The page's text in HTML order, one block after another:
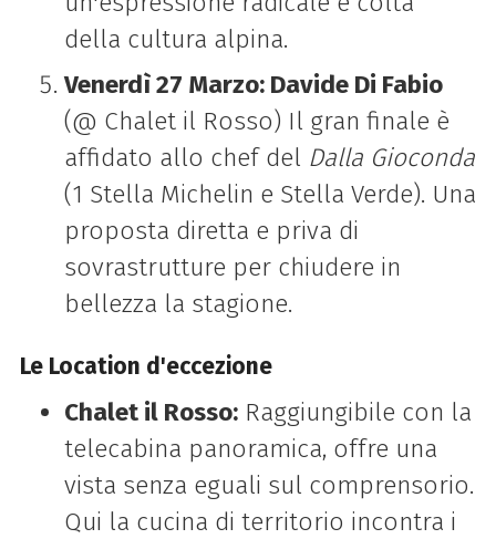
della cultura alpina.
Venerdì 27 Marzo: Davide Di Fabio
(@ Chalet il Rosso) Il gran finale è
affidato allo chef del Dalla Gioconda
(1 Stella Michelin e Stella Verde). Una
proposta diretta e priva di
sovrastrutture per chiudere in
bellezza la stagione.
Le Location d'eccezione
Chalet il Rosso:Raggiungibile con la
telecabina panoramica, offre una
vista senza eguali sul comprensorio.
Qui la cucina di territorio incontra i